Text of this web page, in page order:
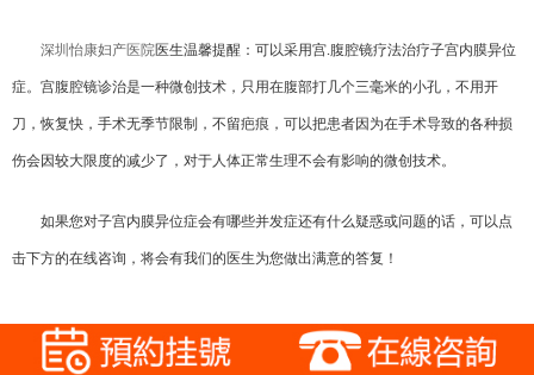
深圳怡康妇产医院医生温馨提醒：可以采用宫.腹腔镜疗法治疗子宫内膜异位
症。宫腹腔镜诊治是一种微创技术，只用在腹部打几个三毫米的小孔，不用开
刀，恢复快，手术无季节限制，不留疤痕，可以把患者因为在手术导致的各种损
伤会因较大限度的减少了，对于人体正常生理不会有影响的微创技术。
如果您对子宫内膜异位症会有哪些并发症还有什么疑惑或问题的话，可以点
击下方的在线咨询，将会有我们的医生为您做出满意的答复！